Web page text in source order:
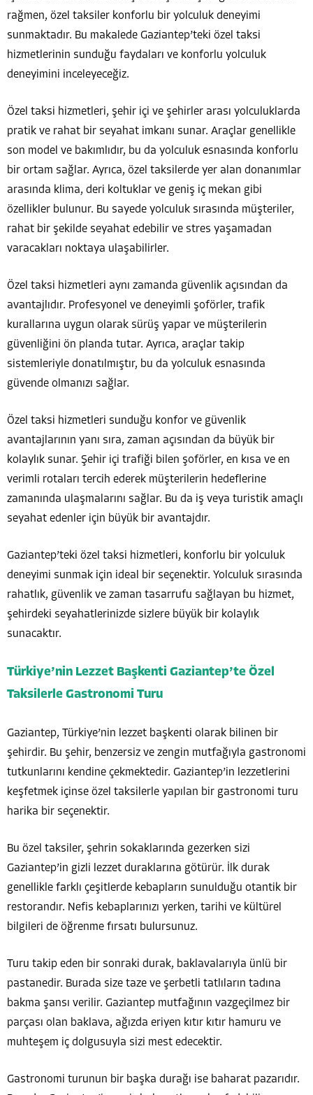
rağmen, özel taksiler konforlu bir yolculuk deneyimi
sunmaktadır. Bu makalede Gaziantep’teki özel taksi
hizmetlerinin sunduğu faydaları ve konforlu yolculuk
deneyimini inceleyeceğiz.
Özel taksi hizmetleri, şehir içi ve şehirler arası yolculuklarda
pratik ve rahat bir seyahat imkanı sunar. Araçlar genellikle
son model ve bakımlıdır, bu da yolculuk esnasında konforlu
bir ortam sağlar. Ayrıca, özel taksilerde yer alan donanımlar
arasında klima, deri koltuklar ve geniş iç mekan gibi
özellikler bulunur. Bu sayede yolculuk sırasında müşteriler,
rahat bir şekilde seyahat edebilir ve stres yaşamadan
varacakları noktaya ulaşabilirler.
Özel taksi hizmetleri aynı zamanda güvenlik açısından da
avantajlıdır. Profesyonel ve deneyimli şoförler, trafik
kurallarına uygun olarak sürüş yapar ve müşterilerin
güvenliğini ön planda tutar. Ayrıca, araçlar takip
sistemleriyle donatılmıştır, bu da yolculuk esnasında
güvende olmanızı sağlar.
Özel taksi hizmetleri sunduğu konfor ve güvenlik
avantajlarının yanı sıra, zaman açısından da büyük bir
kolaylık sunar. Şehir içi trafiği bilen şoförler, en kısa ve en
verimli rotaları tercih ederek müşterilerin hedeflerine
zamanında ulaşmalarını sağlar. Bu da iş veya turistik amaçlı
seyahat edenler için büyük bir avantajdır.
Gaziantep’teki özel taksi hizmetleri, konforlu bir yolculuk
deneyimi sunmak için ideal bir seçenektir. Yolculuk sırasında
rahatlık, güvenlik ve zaman tasarrufu sağlayan bu hizmet,
şehirdeki seyahatlerinizde sizlere büyük bir kolaylık
sunacaktır.
Türkiye’nin Lezzet Başkenti Gaziantep’te Özel
Taksilerle Gastronomi Turu
Gaziantep, Türkiye’nin lezzet başkenti olarak bilinen bir
şehirdir. Bu şehir, benzersiz ve zengin mutfağıyla gastronomi
tutkunlarını kendine çekmektedir. Gaziantep’in lezzetlerini
keşfetmek içinse özel taksilerle yapılan bir gastronomi turu
harika bir seçenektir.
Bu özel taksiler, şehrin sokaklarında gezerken sizi
Gaziantep’in gizli lezzet duraklarına götürür. İlk durak
genellikle farklı çeşitlerde kebapların sunulduğu otantik bir
restorandır. Nefis kebaplarınızı yerken, tarihi ve kültürel
bilgileri de öğrenme fırsatı bulursunuz.
Turu takip eden bir sonraki durak, baklavalarıyla ünlü bir
pastanedir. Burada size taze ve şerbetli tatlıların tadına
bakma şansı verilir. Gaziantep mutfağının vazgeçilmez bir
parçası olan baklava, ağızda eriyen kıtır kıtır hamuru ve
muhteşem iç dolgusuyla sizi mest edecektir.
Gastronomi turunun bir başka durağı ise baharat pazarıdır.